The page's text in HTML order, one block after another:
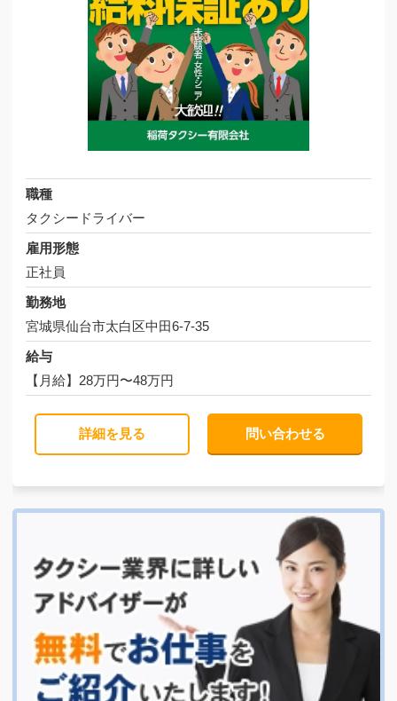
職種
タクシードライバー
雇用形態
正社員
勤務地
宮城県仙台市太白区中田6-7-35
給与
【月給】28万円〜48万円
詳細を見る 問い合わせる